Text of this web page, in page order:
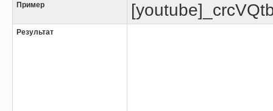
Пример
Результат